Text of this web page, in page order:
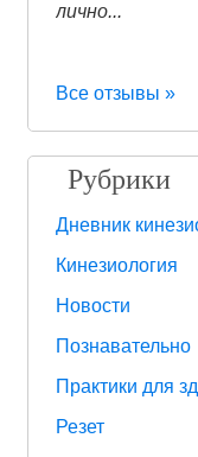
лично...
Все отзывы »
Рубрики
Дневник
Кинезиология
Новости
Познавательно
Практики для
Резет